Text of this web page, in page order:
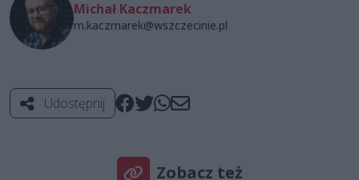
Michał Kaczmarek
m.kaczmarek@wszczecinie.pl
Udostępnij
Zobacz też